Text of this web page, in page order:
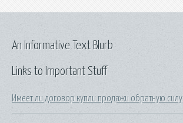
Links to Important Stuff
Имеет ли договор купли продажи обратную силу
An Informative Text Blurb